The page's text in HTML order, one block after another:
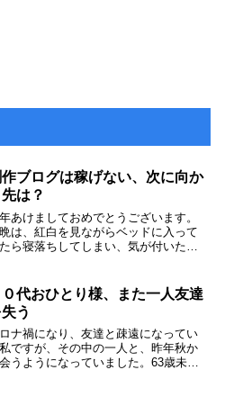
ブログは稼げない、次に向か
は？
あけましておめでとうございます。
は、紅白を見ながらベッドに入って
ら寝落ちしてしまい、気が付いたら
です。赤西仁さんが出ていたころなの
、本当にひと昔前です。...
０代おひとり様、また一人友達
う
ナ禍になり、友達と疎遠になってい
ですが、その中の一人と、昨年秋か
うようになっていました。63歳未亡